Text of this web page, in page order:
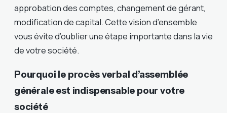
approbation des comptes, changement de gérant,
modification de capital. Cette vision d’ensemble
vous évite d’oublier une étape importante dans la vie
de votre société.
Pourquoi le procès verbal d’assemblée
générale est indispensable pour votre
société